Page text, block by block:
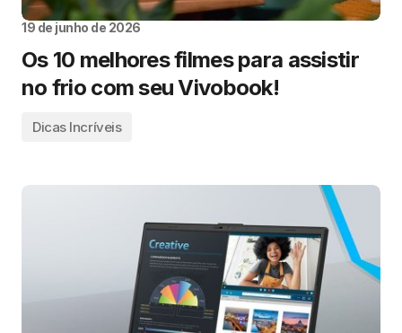
19 de junho de 2026
Os 10 melhores filmes para assistir
no frio com seu Vivobook!
Dicas Incríveis